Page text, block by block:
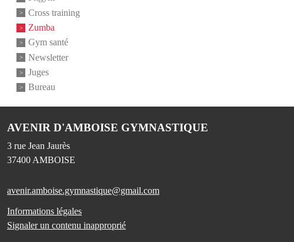
Cross training
Zumba
Gym santé
Newsletter
Juges
Bureau
AVENIR D'AMBOISE GYMNASTIQUE
3 rue Jean Jaurès
37400 AMBOISE
avenir.amboise.gymnastique@gmail.com
Informations légales
Signaler un contenu inapproprié